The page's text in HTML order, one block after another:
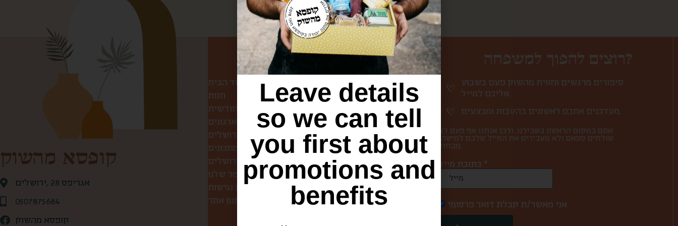
קופסא מהשוק
אגריפס 28 ,ירושלים
0507875684
קופסא מהשוק
ניווט באתר
עמוד הבית
חנות
קופסת הפתעה חודשית
לחברות ולארגונים
סיורי אוכל בירושלים
מתכונים
הסיפור שלנו
הצהרת נגישות
תקנון אתר
רוצים להפוך למשפחה?
סיפורים מרגשים וחווית מהשוק פעם בשבוע
אתם במקום הראשון בשבילנו, ולכן אנחנו אף פעם לא
שולחים ספאם ולא מעבירים את המייל שלכם למישהו
מבחוץ.
כתובת מייל *
אני מאשר/ת קבלת דואר פרסומי
Leave details
so we can tell
you first about
promotions and
benefits